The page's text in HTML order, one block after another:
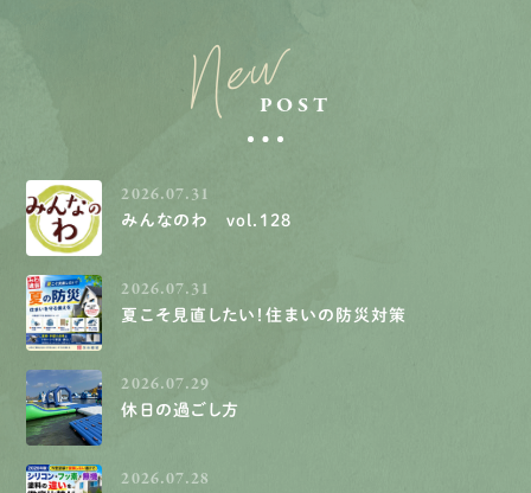
NewPOST
2026.07.31
みんなのわ vol.128
2026.07.31
夏こそ見直したい！住まいの防災対策
2026.07.29
休日の過ごし方
2026.07.28